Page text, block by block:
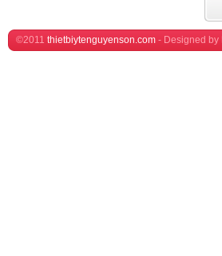
©2011 thietbiytenguyenson.com - Designed by